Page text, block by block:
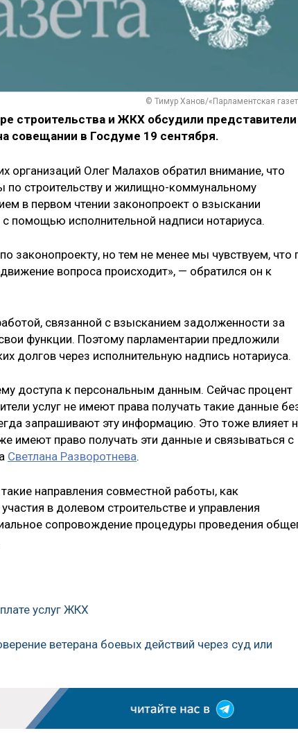
© Тимур Ханов/«Парламентская
строительства и ЖКХ обсудили представители
совещании в Госдуме 19 сентября.
организаций Олег Малахов обратил внимание, что
по строительству и жилищно-коммунальному
в первом чтении законопроект о взыскании
помощью исполнительной надписи нотариуса.
законопроекту, но тем не менее мы чувствуем, что
вопроса происходит», — обратился он к
связанной с взысканием задолженности за
функции. Поэтому парламентарии предложили
долгов через исполнительную надпись нотариуса.
доступа к персональным данным. Сейчас процент
услуг не имеют права получать такие данные
запрашивают эту информацию. Это тоже влияет
имеют право получать эти данные и связываться с
Светлана Разворотнева.
направления совместной работы, как
в долевом строительстве и управления
сопровождение процедуры проведения
услуг ЖКХ
ветерана боевых действий через суд или